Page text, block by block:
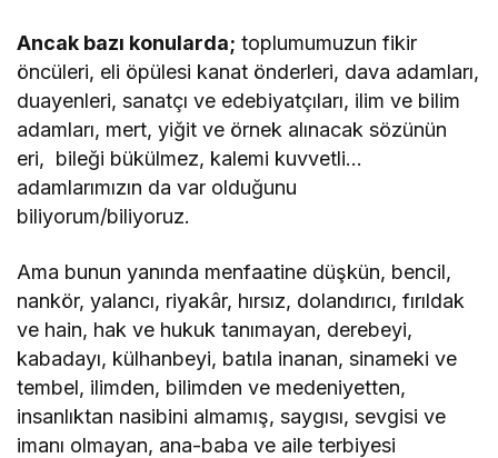
Ancak bazı konularda; toplumumuzun fikir
öncüleri, eli öpülesi kanat önderleri, dava adamları,
duayenleri, sanatçı ve edebiyatçıları, ilim ve bilim
adamları, mert, yiğit ve örnek alınacak sözünün
eri, bileği bükülmez, kalemi kuvvetli…
adamlarımızın da var olduğunu
biliyorum/biliyoruz.
Ama bunun yanında menfaatine düşkün, bencil,
nankör, yalancı, riyakâr, hırsız, dolandırıcı, fırıldak
ve hain, hak ve hukuk tanımayan, derebeyi,
kabadayı, külhanbeyi, batıla inanan, sinameki ve
tembel, ilimden, bilimden ve medeniyetten,
insanlıktan nasibini almamış, saygısı, sevgisi ve
imanı olmayan, ana-baba ve aile terbiyesi